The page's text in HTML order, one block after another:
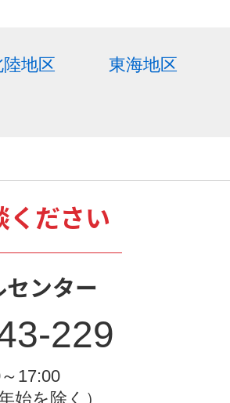
陸地区 東海地区
ください
ンター
229
17:00
始を除く）